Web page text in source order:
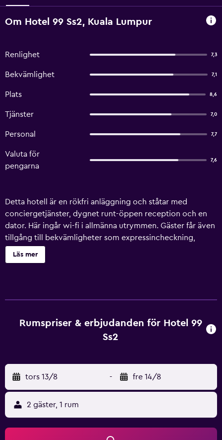
Om Hotel 99 Ss2, Kuala Lumpur
Renlighet 7,3
Bekvämlighet 7,1
Plats 8,6
Tjänster 7,0
Personal 7,7
Valuta för
pengarna
7,6
Detta hotell är en rökfri anläggning och ståtar med
conciergetjänster, dygnet runt-öppen reception och en
dator. Här ingår wi-fi i allmänna utrymmen. Gäster får även
tillgång till bekvämligheter som expressincheckning,
gratis dagstidningar och hjälp med bokning av biljetter
och guidade turer. Hotel 99 - SS2 erbjuder 39
dagligen och strykjärn/strykbräda kan fås på begäran.
Läs mer
Rumspriser & erbjudanden för Hotel 99
Ss2
tors 13/8 - fre 14/8
2 gäster, 1 rum